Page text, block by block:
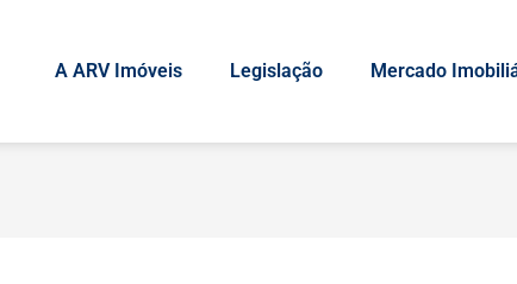
A ARV Imóveis Legislação Mercado